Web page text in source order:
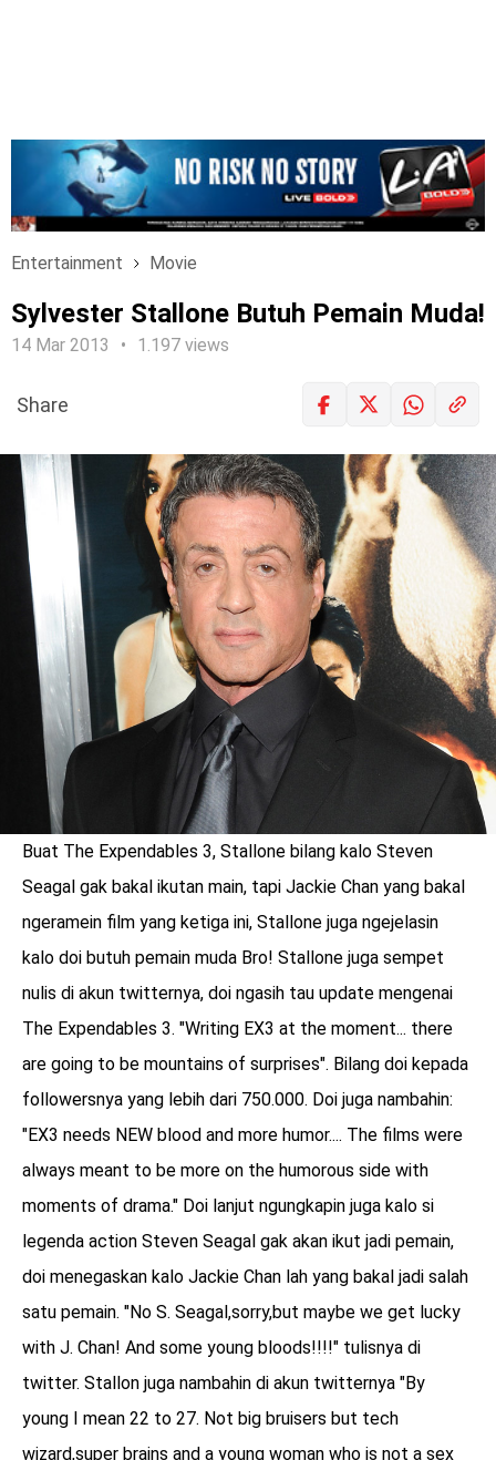
Entertainment Movie
Sylvester Stallone Butuh Pemain Muda!
14 Mar 2013 1.197 views
benefit
LOGIN
Share
Buat The Expendables 3, Stallone bilang kalo Steven
Seagal gak bakal ikutan main, tapi Jackie Chan yang bakal
ngeramein film yang ketiga ini, Stallone juga ngejelasin
kalo doi butuh pemain muda Bro! Stallone juga sempet
nulis di akun twitternya, doi ngasih tau update mengenai
The Expendables 3. "Writing EX3 at the moment... there
are going to be mountains of surprises". Bilang doi kepada
followersnya yang lebih dari 750.000. Doi juga nambahin:
"EX3 needs NEW blood and more humor.... The films were
always meant to be more on the humorous side with
moments of drama." Doi lanjut ngungkapin juga kalo si
legenda action Steven Seagal gak akan ikut jadi pemain,
doi menegaskan kalo Jackie Chan lah yang bakal jadi salah
satu pemain. "No S. Seagal,sorry,but maybe we get lucky
with J. Chan! And some young bloods!!!!" tulisnya di
twitter. Stallon juga nambahin di akun twitternya "By
young I mean 22 to 27. Not big bruisers but tech
wizard,super brains and a young woman who is not a sex